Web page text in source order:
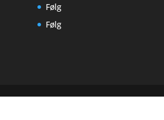
Følg
Følg